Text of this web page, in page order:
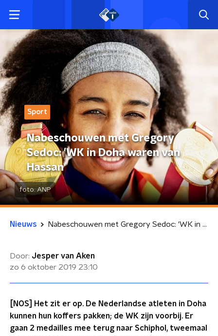
Sport
Nabeschouwen met Gregory
Sedoc: 'WK in Doha waren van
Hassan'
foto: ANP
Nieuws Nabeschouwen met Gregory Sedoc: 'WK in Doha waren van Hassan'
Door: Jesper van Aken
zo 6 oktober 2019 23:10
[NOS] Het zit er op. De Nederlandse atleten in Doha
kunnen hun koffers pakken; de WK zijn voorbij. Er
gaan 2 medailles mee terug naar Schiphol, tweemaal